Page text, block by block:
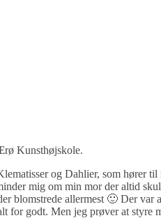
Kunsthøjskole.
og Dahlier, som hører
mig om min mor der altid
blomstrede allermest 🙂 Der
for godt. Men jeg prøver at styre